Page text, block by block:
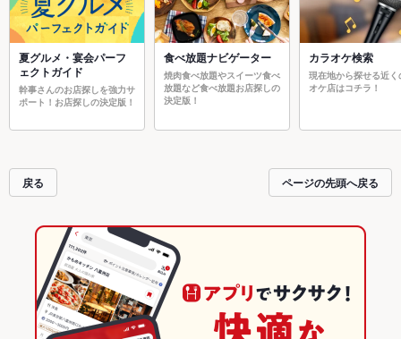
夏グルメ・宴会パーフ
ェクトガイド
幹事さんのお店探しを強力サ
ポート！お店探しの決定版！
食べ放題ナビゲーター
焼肉食べ放題やスイーツ食べ
放題など食べ放題お店探しの
決定版！
カラオケ検索
現在地から探せる近く
オケ店はコチラ！
戻る ページの先頭へ戻る